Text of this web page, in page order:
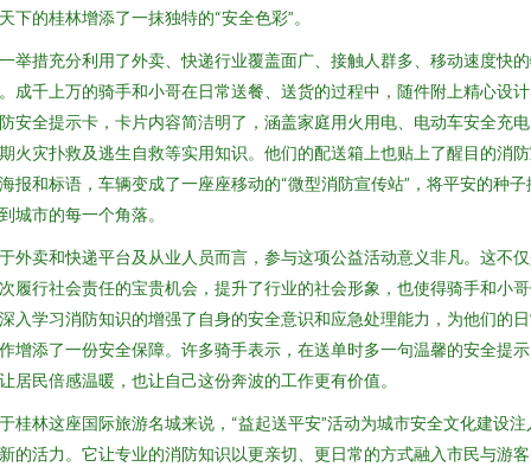
下的桂林增添了一抹独特的“安全色彩”。
举措充分利用了外卖、快递行业覆盖面广、接触人群多、移动速度快
成千上万的骑手和小哥在日常送餐、送货的过程中，随件附上精心设
安全提示卡，卡片内容简洁明了，涵盖家庭用火用电、电动车安全充
火灾扑救及逃生自救等实用知识。他们的配送箱上也贴上了醒目的消
报和标语，车辆变成了一座座移动的“微型消防宣传站”，将平安的种子
城市的每一个角落。
外卖和快递平台及从业人员而言，参与这项公益活动意义非凡。这不
履行社会责任的宝贵机会，提升了行业的社会形象，也使得骑手和小
入学习消防知识的增强了自身的安全意识和应急处理能力，为他们的
增添了一份安全保障。许多骑手表示，在送单时多一句温馨的安全提
居民倍感温暖，也让自己这份奔波的工作更有价值。
桂林这座国际旅游名城来说，“益起送平安”活动为城市安全文化建设注
的活力。它让专业的消防知识以更亲切、更日常的方式融入市民与游